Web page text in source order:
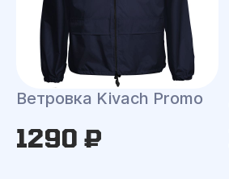
Ветровка Kivach Promo
1290 ₽